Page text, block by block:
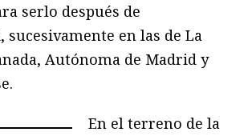
serlo después de
sucesivamente en las de La
Autónoma de Madrid y
En el terreno de la